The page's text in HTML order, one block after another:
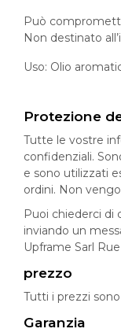
Può
Non destinato
Uso: Olio
Protezione
Tutte le vostre
confidenziali.
e sono utilizzati
ordini. Non
Puoi chiederci di
inviando un
Upframe Sarl
prezzo
Tutti i prezzi
Garanzia